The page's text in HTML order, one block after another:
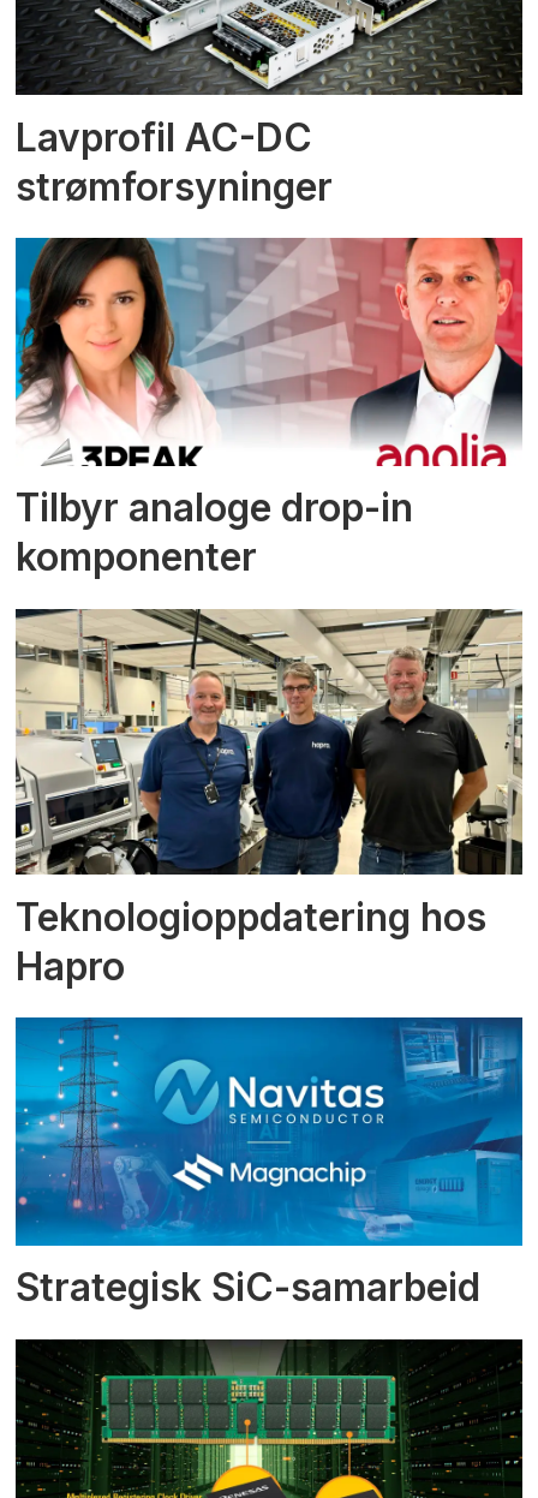
Lavprofil AC-DC
strømforsyninger
Tilbyr analoge drop-in
komponenter
Teknologioppdatering hos
Hapro
Strategisk SiC-samarbeid